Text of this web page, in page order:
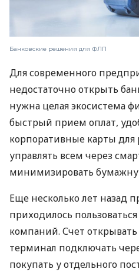
Банковские решения для ФЛП
Для современного
недостаточно открыть
нужна целая экосистема
быстрый прием оплат,
корпоративные карты для
управлять всем через
минимизировать
Еще несколько лет назад
приходилось
компаний. Счет
терминал подключать
покупать у отдельного